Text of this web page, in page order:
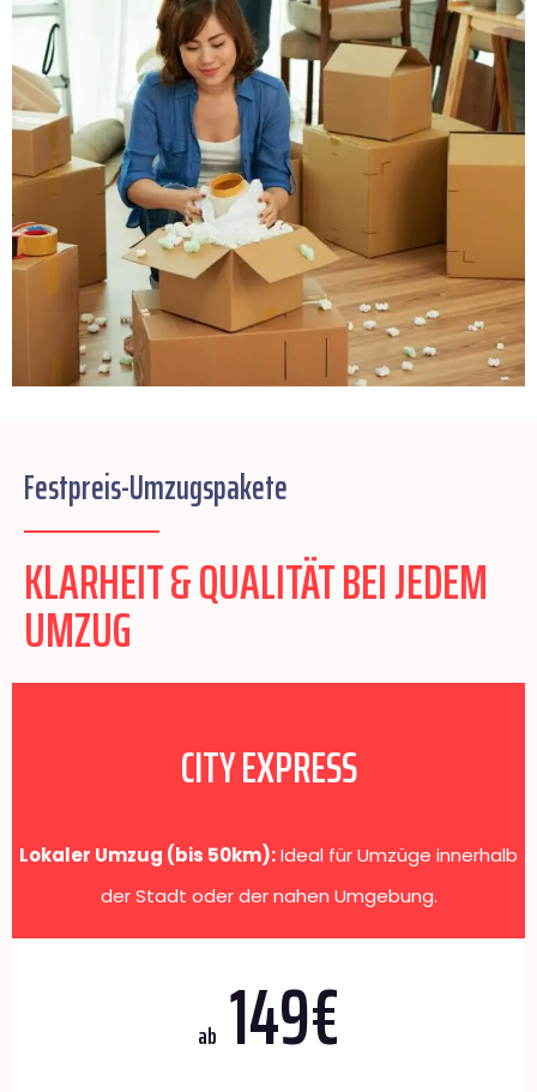
Festpreis-Umzugspakete
KLARHEIT & QUALITÄT BEI JEDEM
UMZUG
CITY EXPRESS
Lokaler Umzug (bis 50km):Ideal für Umzüge innerhalb
der Stadt oder der nahen Umgebung.
ab 149€